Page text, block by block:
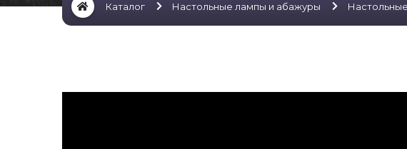
Каталог Настольные лампы и абажуры